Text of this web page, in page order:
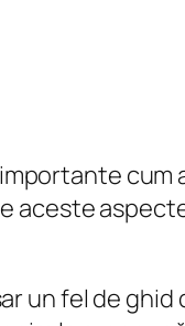
aceste
un fel de